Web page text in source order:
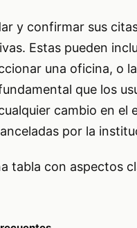
y confirmar sus
Estas pueden
una oficina, o
que los
cambio en el
por la
tabla con aspectos